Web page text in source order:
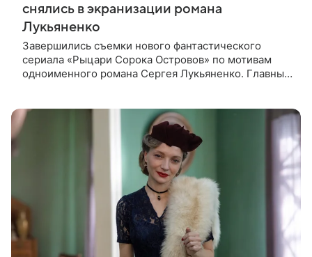
снялись в экранизации романа
Лукьяненко
Завершились съемки нового фантастического
сериала «Рыцари Сорока Островов» по мотивам
одноименного романа Сергея Лукьяненко. Главные